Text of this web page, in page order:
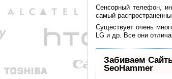
Сенсорный телефон,
самый
Существует очень
LG и др. Все они
Забиваем
SeoHammer